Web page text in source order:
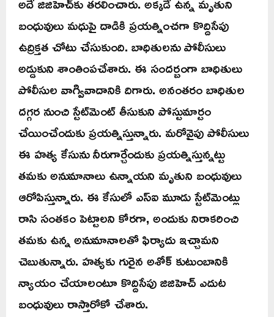
బంధువులు మధుపై దాడికి ప్రయత్నించగా కొద్దిసేపు
ఉద్రిక్తత చోటు చేసుకుంది. బాధితులను పోలీసులు
అడ్డుకుని శాంతింపచేశారు. ఈ సందర్బంగా బాధితులు
పోలీసుల వాగ్వివాదానికి దిగారు. అనంతరం బాధితుల
దగ్గర నుంచి స్టేట్‌మెంట్‌ తీసుకుని పోస్టుమార్టం
చేయించేందుకు ప్రయత్నిస్తున్నారు. మరోవైపు పోలీసులు
ఈ హత్య కేసును నీరుగార్చేందుకు ప్రయత్నిస్తున్నట్టు
తమకు అనుమానాలు ఉన్నాయని మృతుని బంధువులు
ఆరోపిస్తున్నారు. ఈ కేసులో ఎస్‌ఐ మూడు స్టేట్‌మెంట్లు
రాసి సంతకం పెట్టాలని కోరగా, అందుకు నిరాకరించి
తమకు ఉన్న అనుమానాలతో ఫిర్యాదు ఇచ్చామని
చెబుతున్నారు. హత్యకు గురైన అశోక్‌ కుటుంబానికి
న్యాయం చేయాలంటూ కొద్దిసేపు జిజిహెచ్‌ ఎదుట
బంధువులు రాస్తారోకో చేశారు.